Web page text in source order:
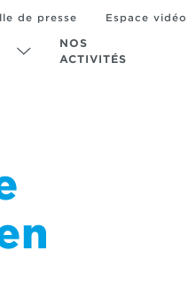
NOS
ACTIVITÉS
de presse Espace vidéo